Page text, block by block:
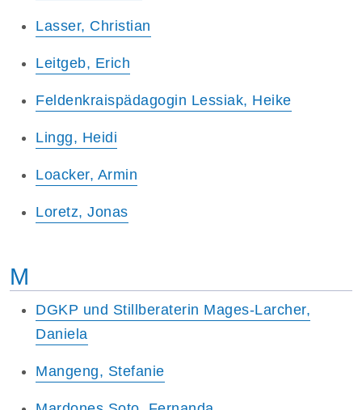
Lasser, Christian
Leitgeb, Erich
Feldenkraispädagogin Lessiak, Heike
Lingg, Heidi
Loacker, Armin
Loretz, Jonas
M
DGKP und Stillberaterin Mages-Larcher,
Daniela
Mangeng, Stefanie